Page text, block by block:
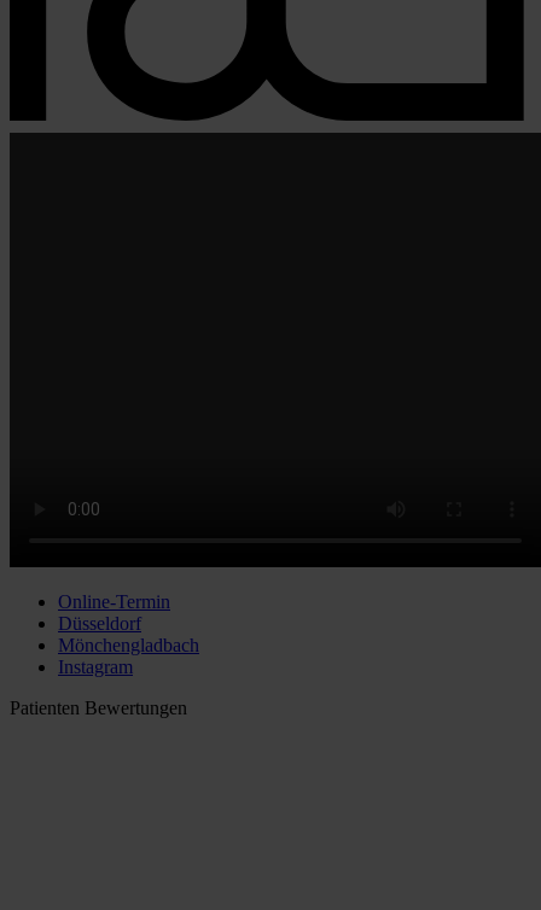
Online-Termin
Düsseldorf
Mönchengladbach
Instagram
Patienten Bewertungen